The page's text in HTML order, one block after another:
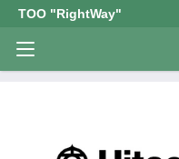
ТОО "RightWay"